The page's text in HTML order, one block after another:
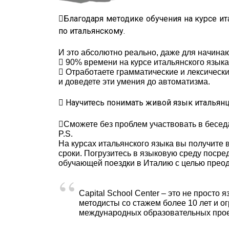
Благодаря методике обучения на курсе
по итальянскому.
И это абсолютно реально, даже для
 90% времени на курсе итальянского
 Отработаете грамматические и
и доведете эти умения до автоматизма.
 Научитесь понимать живой язык
Сможете без проблем участвовать в
P.S.
На курсах итальянского языка вы
сроки. Погрузитесь в языковую среду
обучающей поездки в Италию с целью
Capital School Center – это не просто
методисты со стажем более 10 лет и
международных образовательных